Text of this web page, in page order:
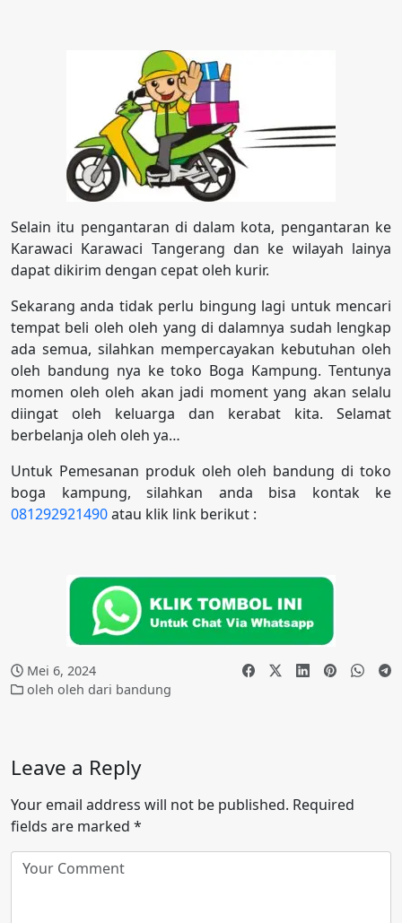
Selain itu pengantaran di dalam kota, pengantaran ke
Karawaci Karawaci Tangerang dan ke wilayah lainya
dapat dikirim dengan cepat oleh kurir.
Sekarang anda tidak perlu bingung lagi untuk mencari
tempat beli oleh oleh yang di dalamnya sudah lengkap
ada semua, silahkan mempercayakan kebutuhan oleh
oleh bandung nya ke toko Boga Kampung. Tentunya
momen oleh oleh akan jadi moment yang akan selalu
diingat oleh keluarga dan kerabat kita. Selamat
berbelanja oleh oleh ya…
Untuk Pemesanan produk oleh oleh bandung di toko
boga kampung, silahkan anda bisa kontak ke
081292921490atau klik link berikut :
Mei 6, 2024
oleh oleh dari bandung
Leave a Reply
Your email address will not be published. Required
fields are marked *